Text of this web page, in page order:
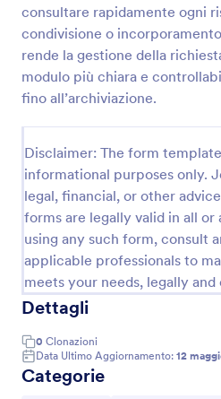
consultare rapidamente ogni
condivisione o
rende la gestione della
modulo più chiara e
fino all’archiviazione.
Disclaimer: The form
informational purposes only.
legal, financial, or other
forms are legally valid in all
using any such form, consult
applicable professionals to
meets your needs, legally
Dettagli
0 Clonazioni
Data Ultimo Aggiornamento: 12
Categorie
Se hai un elenco di proprietà
Web, è possibile utilizzare
informazioni sull'acquirente
informazioni dettagliate sulle
proprietà, informazioni sul
incluso qualsiasi contenuto
cambiare i colori, i caratteri,
incorporarlo nel tuo sito web
autonomo.
Moduli Immobiliari
Usa